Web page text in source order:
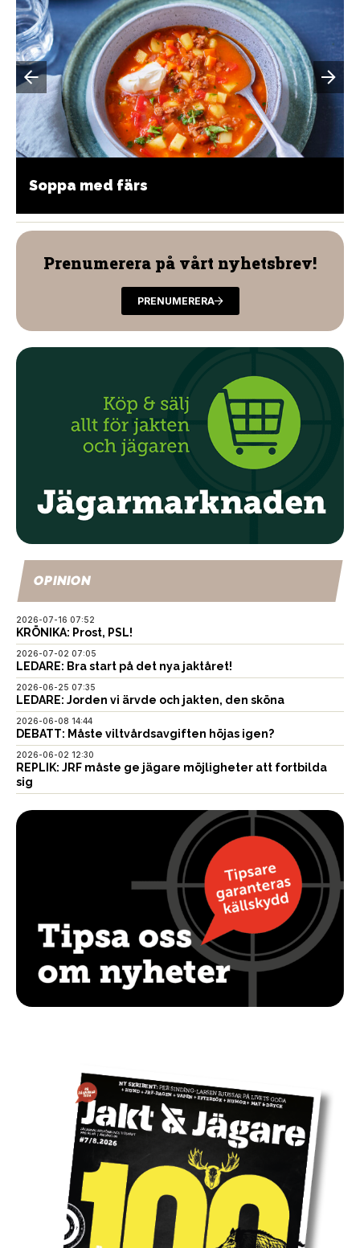
Soppa med färs
Prenumerera på vårt nyhetsbrev!
PRENUMERERA
OPINION
2026-07-16 07:52
KRÖNIKA: Prost, PSL!
2026-07-02 07:05
LEDARE: Bra start på det nya jaktåret!
2026-06-25 07:35
LEDARE: Jorden vi ärvde och jakten, den sköna
2026-06-08 14:44
DEBATT: Måste viltvårdsavgiften höjas igen?
2026-06-02 12:30
REPLIK: JRF måste ge jägare möjligheter att fortbilda
sig